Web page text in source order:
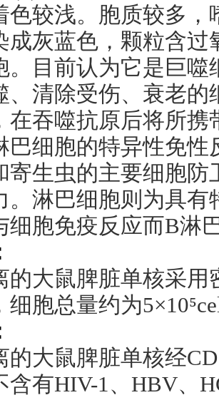
色较浅。胞质较多
成灰蓝色，颗粒含
。目前认为它是巨
、清除受伤、衰老
在吞噬抗原后将所
巴细胞的特异性免
寄生虫的主要细胞
。淋巴细胞则为具
细胞免疫反应而B淋
的大鼠脾脏单核采
细胞总量约为5×10⁵
的大鼠脾脏单核经
含有HIV-1、 HBV、